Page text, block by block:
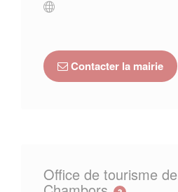
Contacter la mairie
Office de tourisme de